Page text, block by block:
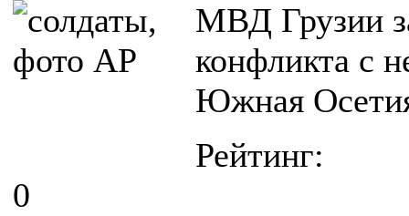
МВД Грузии
конфликта с
Южная
Рейтинг:
0